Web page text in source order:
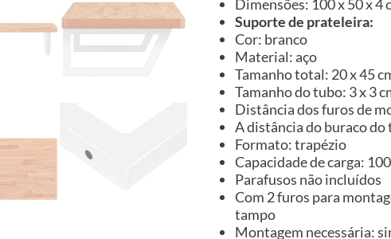
Dimensões: 100 x 50 x 4
Suporte de prateleira:
Cor: branco
Material: aço
Tamanho total: 20 x 45
Tamanho do tubo: 3 x 3
Distância dos furos de
A distância do buraco do
Formato: trapézio
Capacidade de carga:
Parafusos não incluídos
Com 2 furos para
tampo
Montagem necessária: